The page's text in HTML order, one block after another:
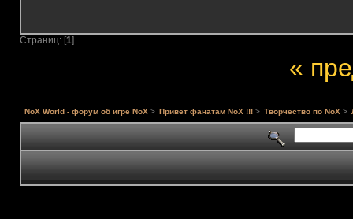
Страниц: [1]
«
NoX World - форум об игре NoX > Привет фанатам NoX !!! > Творчество по NoX >